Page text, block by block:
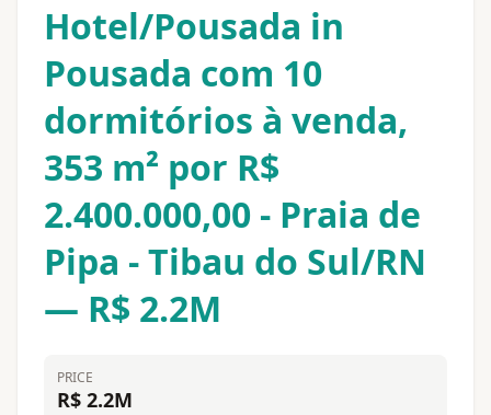
Hotel/Pousada in
Pousada com 10
dormitórios à venda,
353 m² por R$
2.400.000,00 - Praia de
Pipa - Tibau do Sul/RN
— R$ 2.2M
PRICE
R$ 2.2M